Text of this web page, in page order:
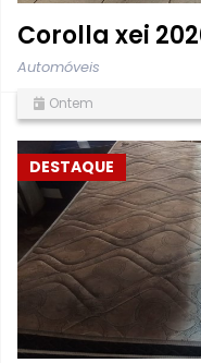
Corolla xei
Automóveis
Ontem
DESTAQUE